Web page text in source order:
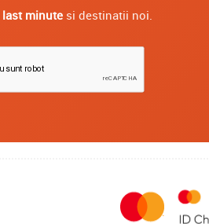
last minutesi destinatii noi.